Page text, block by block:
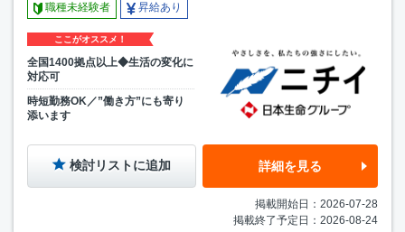
職種未経験者 昇給あり
ここがオススメ！
全国1400拠点以上◆生活の変化に
対応可
時短勤務OK／”働き方”にも寄り
添います
検討リストに追加 詳細を見る
掲載開始日：2026-07-28
掲載終了予定日：2026-08-24